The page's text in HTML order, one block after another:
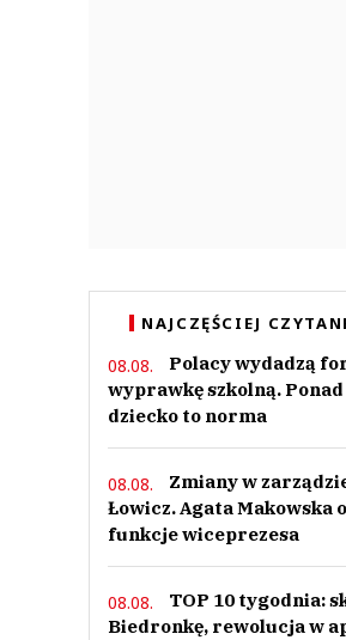
NAJCZĘŚCIEJ
08.08.
Polacy wydadzą
wyprawkę szkolną. Ponad
dziecko to norma
08.08.
Zmiany w
Łowicz. Agata Makowska
funkcje wiceprezesa
08.08.
TOP 10 tygodnia:
Biedronkę, rewolucja w